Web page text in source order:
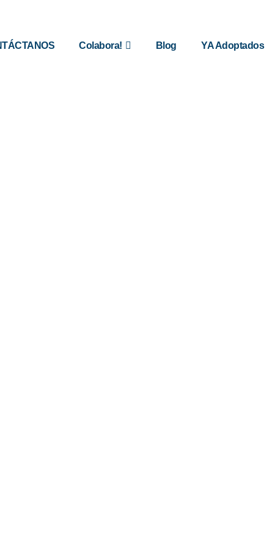
Colabora! Blog YA Adoptados